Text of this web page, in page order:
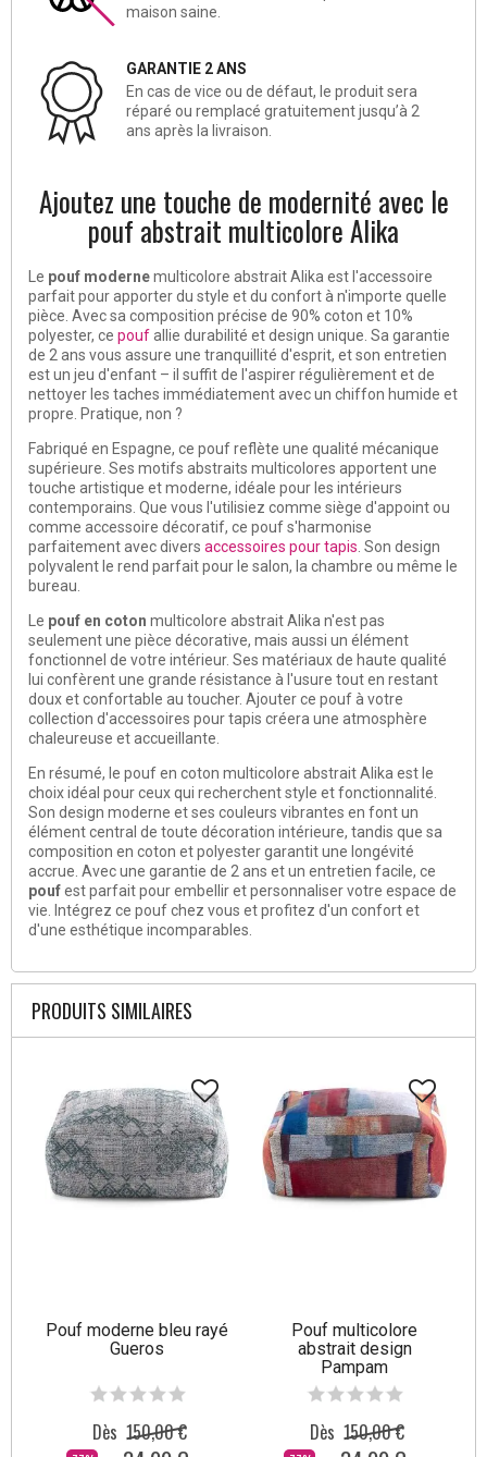
maison saine.
GARANTIE 2 ANS
En cas de vice ou de défaut, le produit sera
réparé ou remplacé gratuitement jusqu’à 2
ans après la livraison.
Ajoutez une touche de modernité avec le
pouf abstrait multicolore Alika
Le pouf modernemulticolore abstrait Alika est l'accessoire
parfait pour apporter du style et du confort à n'importe quelle
pièce. Avec sa composition précise de 90% coton et 10%
polyester, ce poufallie durabilité et design unique. Sa garantie
de 2 ans vous assure une tranquillité d'esprit, et son entretien
est un jeu d'enfant – il suffit de l'aspirer régulièrement et de
nettoyer les taches immédiatement avec un chiffon humide et
propre. Pratique, non ?
Fabriqué en Espagne, ce pouf reflète une qualité mécanique
supérieure. Ses motifs abstraits multicolores apportent une
touche artistique et moderne, idéale pour les intérieurs
contemporains. Que vous l'utilisiez comme siège d'appoint ou
comme accessoire décoratif, ce pouf s'harmonise
parfaitement avec divers accessoires pour tapis . Son design
polyvalent le rend parfait pour le salon, la chambre ou même le
bureau.
Le pouf en coton multicolore abstrait Alika n'est pas
seulement une pièce décorative, mais aussi un élément
fonctionnel de votre intérieur. Ses matériaux de haute qualité
lui confèrent une grande résistance à l'usure tout en restant
doux et confortable au toucher. Ajouter ce pouf à votre
collection d'accessoires pour tapis créera une atmosphère
chaleureuse et accueillante.
En résumé, le pouf en coton multicolore abstrait Alika est le
choix idéal pour ceux qui recherchent style et fonctionnalité.
Son design moderne et ses couleurs vibrantes en font un
élément central de toute décoration intérieure, tandis que sa
composition en coton et polyester garantit une longévité
accrue. Avec une garantie de 2 ans et un entretien facile, ce
poufest parfait pour embellir et personnaliser votre espace de
vie. Intégrez ce pouf chez vous et profitez d'un confort et
d'une esthétique incomparables.
PRODUITS SIMILAIRES
Pouf moderne bleu rayé
Gueros
Dès 150,00 €
Pouf multicolore
abstrait design
Pampam
Dès 150,00 €